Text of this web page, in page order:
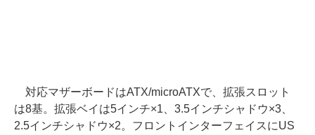
対応マザーボードはATX/microATXで、拡張スロット
は8基。拡張ベイは5インチ×1、3.5インチシャドウ×3、
2.5インチシャドウ×2。フロントインターフェイスにUS